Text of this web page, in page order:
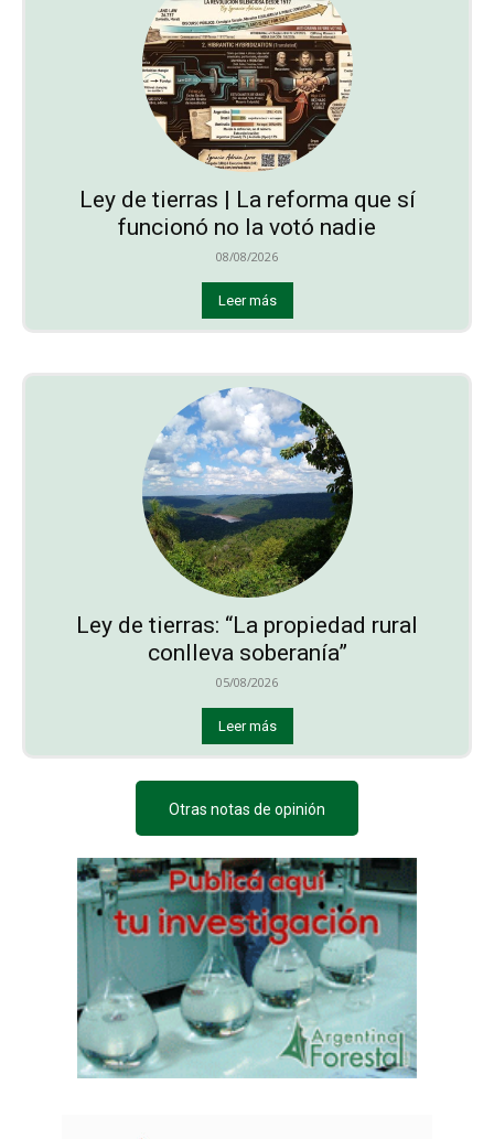
Ley de tierras | La reforma que sí
funcionó no la votó nadie
08/08/2026
Leer más
Ley de tierras: “La propiedad rural
conlleva soberanía”
05/08/2026
Leer más
Otras notas de opinión